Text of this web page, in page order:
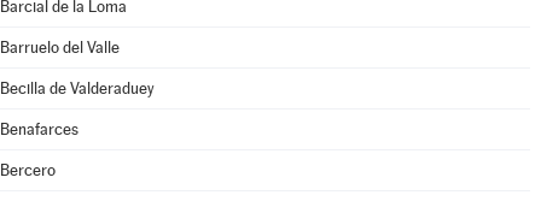
Barcial de la Loma
Barruelo del Valle
Becilla de Valderaduey
Benafarces
Bercero